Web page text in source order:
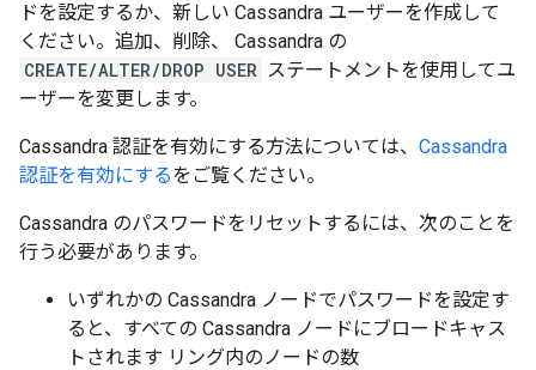
ドを設定するか、新しい Cassandra ユーザーを作成して
ください。追加、削除、 Cassandra の
CREATE/ALTER/DROP USER ステートメントを使用してユ
ーザーを変更します。
Cassandra 認証を有効にする方法については、 Cassandra
認証を有効にするをご覧ください。
Cassandra のパスワードをリセットするには、次のことを
行う必要があります。
いずれかの Cassandra ノードでパスワードを設定す
ると、すべての Cassandra ノードにブロードキャス
トされます リング内のノードの数